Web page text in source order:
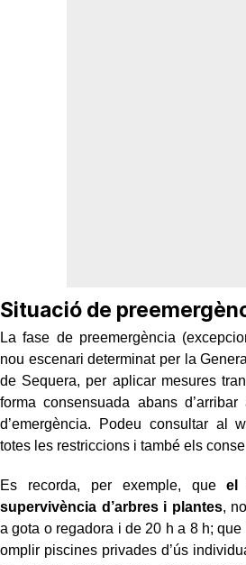
Situació de
La fase de preemergència
nou escenari determinat per la
de Sequera, per aplicar mesures
forma consensuada abans
d’emergència. Podeu consultar al
totes les restriccions i també els
Es recorda, per exemple, queel
supervivència d’arbres i plantes,
a gota o regadora i de 20 h a 8 h;
omplir piscines privades d’ús